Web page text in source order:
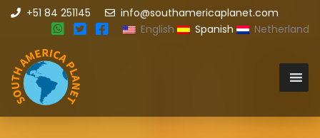
+51 84 251145
info@southamericaplanet.com
English
Spanish Netherland